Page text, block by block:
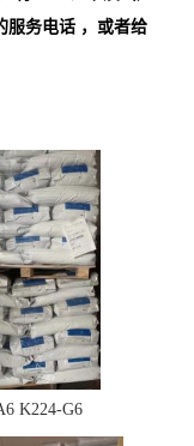
服务电话 ，或者给
K224-G6